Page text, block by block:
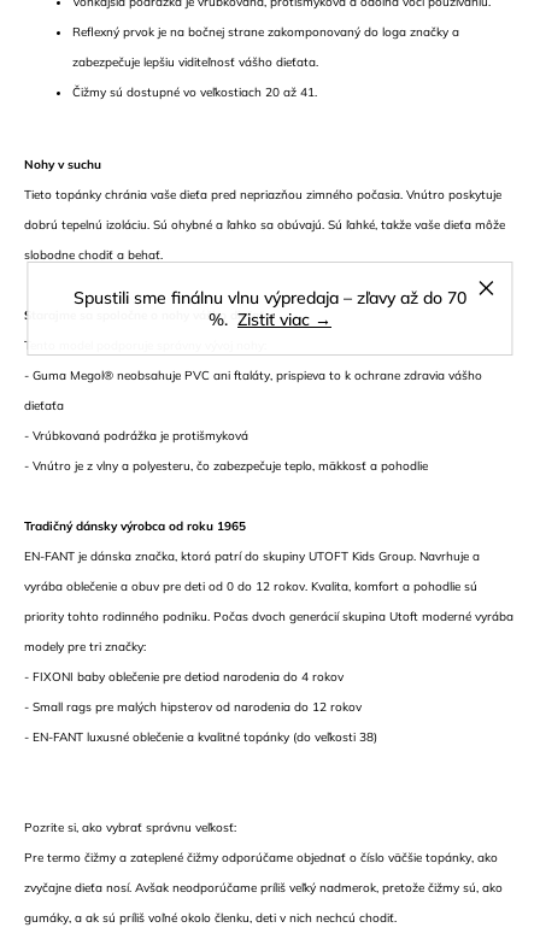
Spustili sme finálnu vlnu výpredaja – zľavy až do 70
%. Zistiť viac →
Reflexný prvok je na bočnej strane zakomponovaný do loga značky a
zabezpečuje lepšiu viditeľnosť vášho dieťata.
Čižmy sú dostupné vo veľkostiach 20 až 41.
Nohy v suchu
Tieto topánky chránia vaše dieťa pred nepriazňou zimného počasia. Vnútro poskytuje
dobrú tepelnú izoláciu. Sú ohybné a ľahko sa obúvajú. Sú ľahké, takže vaše dieťa môže
slobodne chodiť a behať.
Starajme sa spoločne o nohy vášho dieťaťa
Tento model podporuje správny vývoj nohy:
- Guma Megol® neobsahuje PVC ani ftaláty, prispieva to k ochrane zdravia vášho
dieťaťa
- Vrúbkovaná podrážka je protišmyková
- Vnútro je z vlny a polyesteru, čo zabezpečuje teplo, mäkkosť a pohodlie
Tradičný dánsky výrobca od roku 1965
EN-FANT je dánska značka, ktorá patrí do skupiny UTOFT Kids Group. Navrhuje a
vyrába oblečenie a obuv pre deti od 0 do 12 rokov. Kvalita, komfort a pohodlie sú
priority tohto rodinného podniku. Počas dvoch generácií skupina Utoft moderné vyrába
modely pre tri značky:
- FIXONI baby oblečenie pre detiod narodenia do 4 rokov
- Small rags pre malých hipsterov od narodenia do 12 rokov
- EN-FANT luxusné oblečenie a kvalitné topánky (do veľkosti 38)
Pozrite si, ako vybrať správnu veľkosť:
Pre termo čižmy a zateplené čižmy odporúčame objednať o číslo väčšie topánky, ako
zvyčajne dieťa nosí. Avšak neodporúčame príliš veľký nadmerok, pretože čižmy sú, ako
gumáky, a ak sú príliš voľné okolo členku, deti v nich nechcú chodiť.